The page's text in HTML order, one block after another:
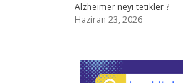
Alzheimer neyi tetikler ?
Haziran 23, 2026